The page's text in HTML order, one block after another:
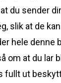
du sender
slik at de
hele denne
om at du lar
fullt ut